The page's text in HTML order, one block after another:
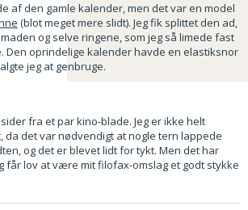
af den gamle kalender, men det var en model
(blot meget mere slidt). Jeg fik splittet den ad,
og selve ringene, som jeg så limede fast
Den oprindelige kalender havde en elastiksnor
jeg at genbruge.
fra et par kino-blade. Jeg er ikke helt
da det var nødvendigt at nogle tern lappede
og det er blevet lidt for tykt. Men det har
får lov at være mit filofax-omslag et godt stykke